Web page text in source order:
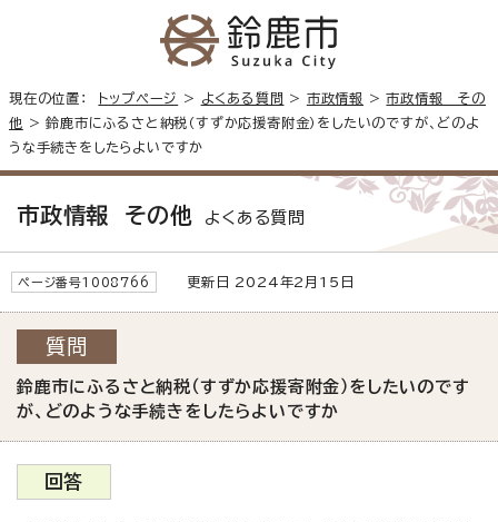
現在の位置： トップページ > よくある質問 > 市政情報 >市政情報 その
他
> 鈴鹿市にふるさと納税（すずか応援寄附金）をしたいのですが、どのよ
うな手続きをしたらよいですか
市政情報 その他 よくある質問
ページ番号1008766 更新日 2024年2月15日
質問
鈴鹿市にふるさと納税（すずか応援寄附金）をしたいのです
が、どのような手続きをしたらよいですか
回答